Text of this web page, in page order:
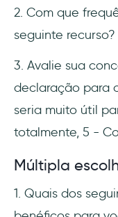
2. Com que
seguinte
3. Avalie sua
declaração para
seria muito útil
totalmente, 5 -
Múltipla
1. Quais dos